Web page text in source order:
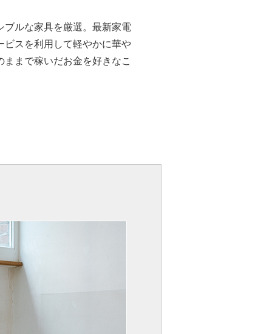
ルな家具を厳選。最新家電
ビスを利用して軽やかに華や
まで稼いだお金を好きなこ